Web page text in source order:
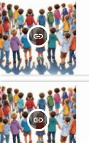
insert_link
insert_link